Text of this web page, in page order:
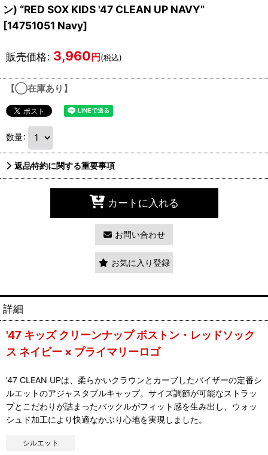
ン) “RED SOX KIDS '47 CLEAN UP NAVY”
[14751051 Navy]
販売価格: 3,960円(税込)
【◯在庫あり】
数量:
返品特約に関する重要事項
カートに入れる
お問い合わせ
お気に入り登録
詳細
'47 キッズ クリーンナップ ボストン・レッドソック
ス ネイビー × プライマリーロゴ
'47 CLEAN UPは、柔らかいクラウンとカーブしたバイザーの定番シ
ルエットのアジャスタブルキャップ。サイズ調節が可能なストラッ
プとこだわりが詰まったバックルがフィット感を生み出し、ウォッ
シュド加工により快適なかぶり心地を実現しました。
シルエット